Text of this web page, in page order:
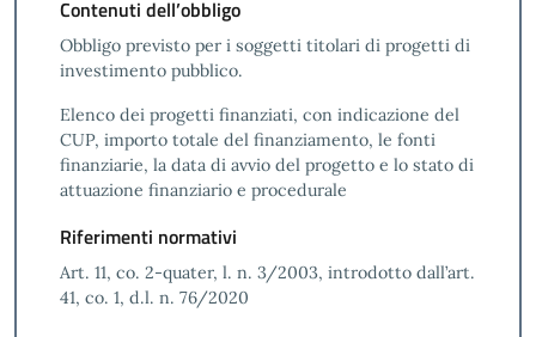
Contenuti dell’obbligo
Obbligo previsto per i soggetti titolari di progetti di
investimento pubblico.
Elenco dei progetti finanziati, con indicazione del
CUP, importo totale del finanziamento, le fonti
finanziarie, la data di avvio del progetto e lo stato di
attuazione finanziario e procedurale
Riferimenti normativi
Art. 11, co. 2-quater, l. n. 3/2003, introdotto dall’art.
41, co. 1, d.l. n. 76/2020